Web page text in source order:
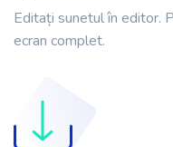
Editați sunetul în editor.
ecran complet.